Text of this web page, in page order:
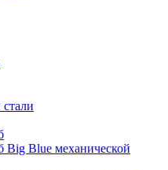
Blue механической